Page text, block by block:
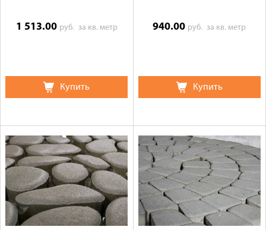
1 513.00 руб. за кв. метр
Купить
940.00 руб.за кв. метр
Купить